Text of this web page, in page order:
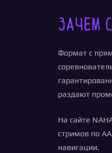
Зачем
Формат с
раздают
На сайте
стримов по
навигации.